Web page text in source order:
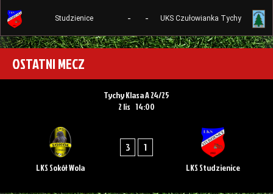
Studzienice - - UKS Czułowianka Tychy
OSTATNI MECZ
Tychy Klasa A 24/25
2 lis 14:00
LKS Sokół Wola
3 1
LKS Studzienice